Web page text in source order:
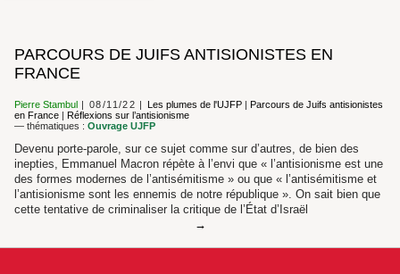
PARCOURS DE JUIFS ANTISIONISTES EN
FRANCE
Pierre Stambul 08/11/22 Les plumes de l'UJFP |Parcours de Juifs antisionistes
en France | Réflexions sur l’antisionisme
— thématiques : Ouvrage UJFP
Devenu porte-parole, sur ce sujet comme sur d’autres, de bien des
inepties, Emmanuel Macron répète à l’envi que « l’antisionisme est une
des formes modernes de l’antisémitisme » ou que « l’antisémitisme et
l’antisionisme sont les ennemis de notre république ». On sait bien que
cette tentative de criminaliser la critique de l’État d’Israël